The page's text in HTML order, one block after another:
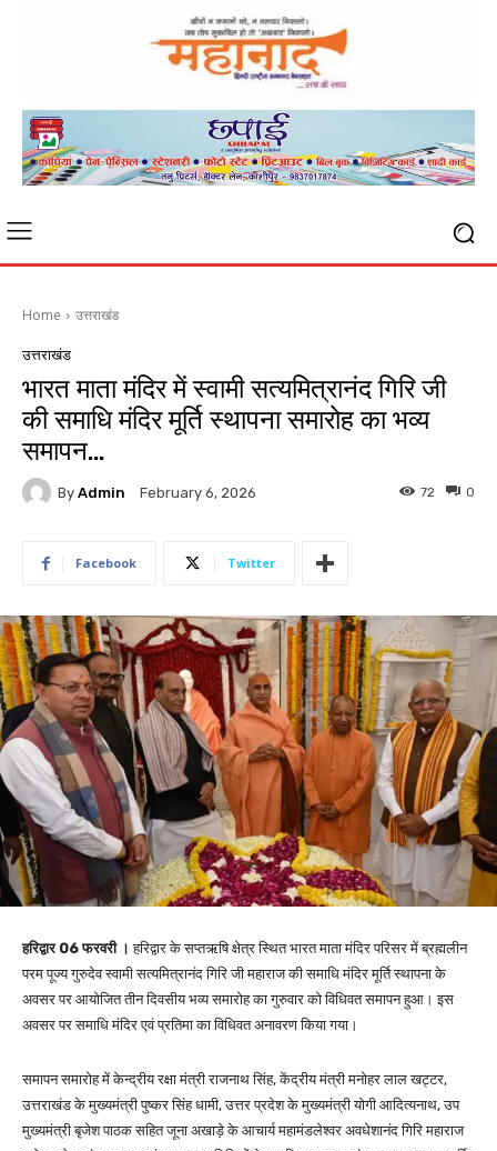
Home उत्तराखंड
उत्तराखंड
भारत माता मंदिर में स्वामी सत्यमित्रानंद गिरि जी
की समाधि मंदिर मूर्ति स्थापना समारोह का भव्य
समापन…
By Admin February 6, 2026 0
72
Facebook Twitter
हरिद्वार 06 फरवरी । हरिद्वार के सप्तऋषि क्षेत्र स्थित भारत माता मंदिर परिसर में ब्रह्मलीन
परम पूज्य गुरुदेव स्वामी सत्यमित्रानंद गिरि जी महाराज की समाधि मंदिर मूर्ति स्थापना के
अवसर पर आयोजित तीन दिवसीय भव्य समारोह का गुरुवार को विधिवत समापन हुआ। इस
अवसर पर समाधि मंदिर एवं प्रतिमा का विधिवत अनावरण किया गया।
समापन समारोह में केन्द्रीय रक्षा मंत्री राजनाथ सिंह, केंद्रीय मंत्री मनोहर लाल खट्टर,
उत्तराखंड के मुख्यमंत्री पुष्कर सिंह धामी, उत्तर प्रदेश के मुख्यमंत्री योगी आदित्यनाथ, उप
मुख्यमंत्री बृजेश पाठक सहित जूना अखाड़े के आचार्य महामंडलेश्वर अवधेशानंद गिरि महाराज